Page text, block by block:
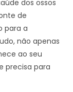
dos ossos
de
para a
não apenas
ao seu
precisa para